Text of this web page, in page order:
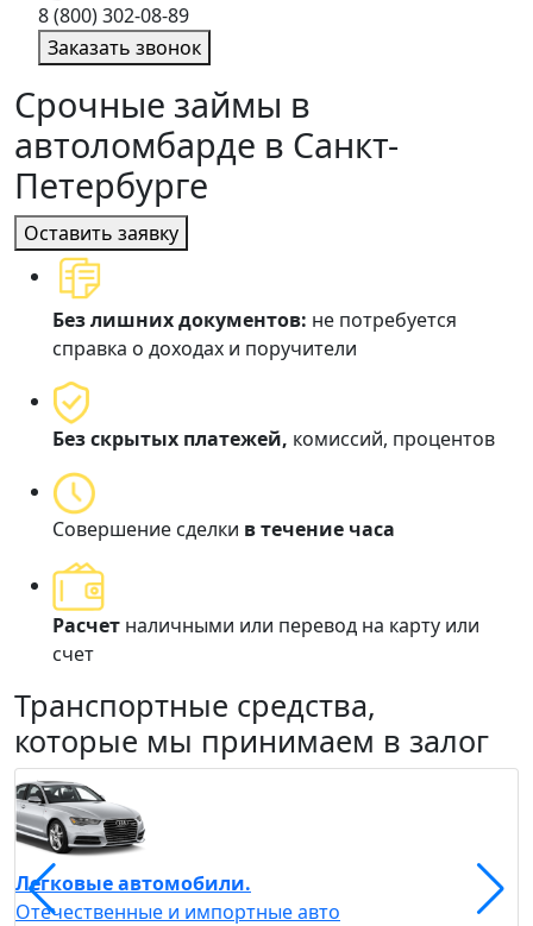
8 (800) 302-08-89
Заказать звонок
Срочные займы в
автоломбарде в Санкт-
Петербурге
Оставить заявку
Без лишних документов: не потребуется
справка о доходах и поручители
Без скрытых платежей, комиссий, процентов
Совершение сделки в течение часа
Расчет наличными или перевод на карту или
счет
Транспортные средства,
которые мы принимаем в залог
Легковые автомобили.
Отечественные и импортные авто